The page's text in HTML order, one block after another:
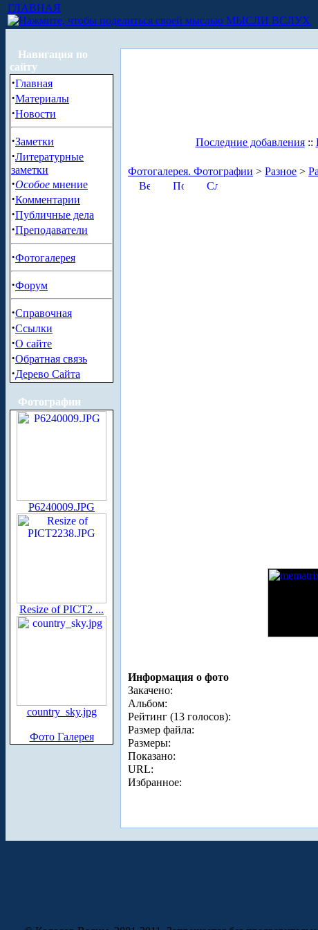
ГЛАВНАЯ
МЫСЛИ ВСЛУХ
Навигация по
сайту
·Главная
·Материалы
·Новости
·Заметки
·Литературные
заметки
·Особое мнение
·Комментарии
·Публичные дела
·Преподаватели
·Фотогалерея
·Форум
·Справочная
·Ссылки
·О сайте
·Обратная связь
·Дерево Сайта
Фотографии
P6240009.JPG
Resize of PICT2 ...
country_sky.jpg
Фото Галерея
Последние добавления::
Фотогалерея. Фотографии > Разное >
Информация о фото
Закачено:
Альбом:
Рейтинг (13 голосов):
Размер файла:
Размеры:
Показано:
URL:
Избранное: